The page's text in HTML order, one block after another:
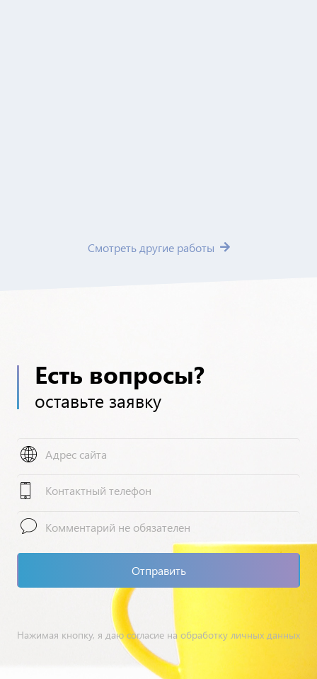
Смотреть другие работы
Есть вопросы?
оставьте заявку
Нажимая кнопку, я даю согласие на обработку личных данных